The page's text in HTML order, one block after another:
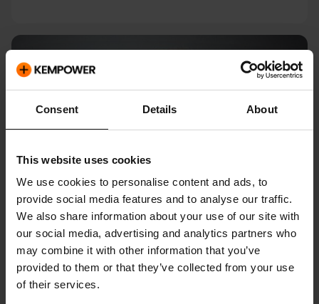
Consent Details About
This website uses cookies
We use cookies to personalise content and ads, to
provide social media features and to analyse our traffic.
We also share information about your use of our site with
our social media, advertising and analytics partners who
may combine it with other information that you’ve
provided to them or that they’ve collected from your use
of their services.
Teresa Kemppi-Vasama